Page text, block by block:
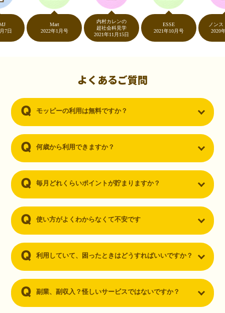
リ…！いつものネットショッピングをモッピーを経由するだけでポイ
ントが貯まるなんて…もっと早く教えてほしかった～！貯まったポイ
ントはギフト券に交換して、プチ贅沢を楽しんでます♪
（30代・男性）
ーを知りました。クレジットカードを発行するだけでポイントが貯ま
るならと無料登録して、クレジットカードの発行やアプリダウンロー
2022年1月号
内村カレンの
超社会科見学
2021年11月15日
2021年10月号
ノンストッ
2020年5月7
よくあるご質問
モッピーの利用は無料ですか？
何歳から利用できますか？
毎月どれくらいポイントが貯まりますか？
使い方がよくわからなくて不安です
利用していて、困ったときはどうすればいいですか？
副業、副収入？怪しいサービスではないですか？